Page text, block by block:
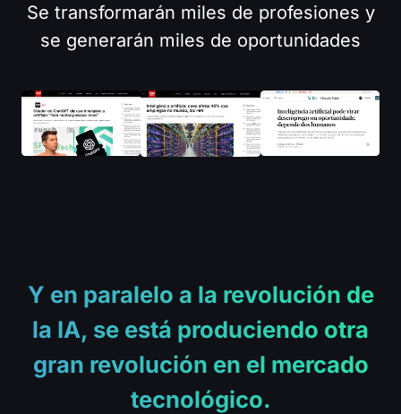
Se transformarán miles de profesiones y
se generarán miles de oportunidades
Y en paralelo a la revolución de
la IA, se está produciendo otra
gran revolución en el mercado
tecnológico.